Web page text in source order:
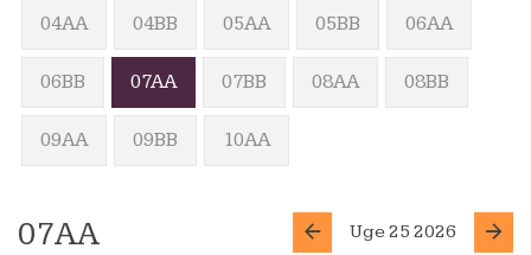
04AA 04BB 05AA 05BB 06AA
06BB 07AA 07BB 08AA 08BB
09AA 09BB 10AA
07AA Uge 25 2026